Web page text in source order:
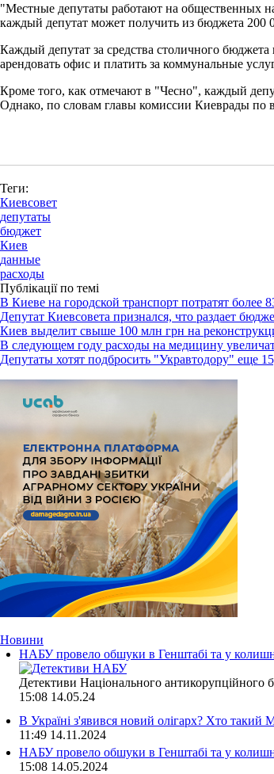
"Местные депутаты работают на общественных
каждый депутат может получить из бюджета 200
Каждый депутат за средства столичного
арендовать офис и платить за коммунальные
Кроме того, как отмечают в "Чесно", каждый
Однако, по словам главы комиссии Киеврады по
Теги:
Киевсовет
депутаты
бюджет
Киев
данные
расходы
Публікації по темі
В Киеве на городской транспорт потратят более
Депутат Киевсовета признался, что раздает
Киев выделит свыше 100 млн грн на
В следующем году расходы на медицину
Депутаты хотят подбросить "Укравтодору" еще
Новини
НАБУ провело обшуки в Генштабі та у
Детективи Національного
15:08 14.05.24
В Україні з'явився новий олігарх? Хто
11:49 14.11.2024
НАБУ провело обшуки в Генштабі та у
15:08 14.05.2024